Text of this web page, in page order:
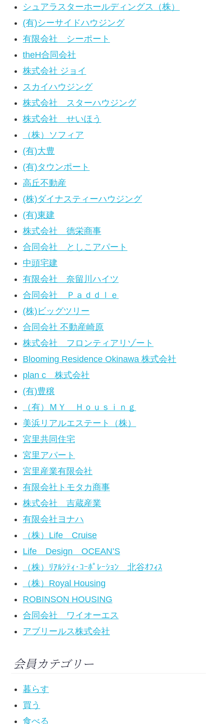
シュアラスターホールディングス（株）
(有)シーサイドハウジング
有限会社 シーポート
theH合同会社
株式会社 ジョイ
スカイハウジング
株式会社 スターハウジング
株式会社 せいほう
（株）ソフィア
(有)大豊
(有)タウンポート
高丘不動産
(株)ダイナスティーハウジング
(有)東建
株式会社 德栄商事
合同会社 としこアパート
中頭宅建
有限会社 奈留川ハイツ
合同会社 Ｐａｄｄｌｅ
(株)ビッグツリー
合同会社 不動産崎原
株式会社 フロンティアリゾート
Blooming Residence Okinawa 株式会社
plan c 株式会社
(有)豊穣
（有）ＭＹ Ｈｏｕｓｉｎｇ
美浜リアルエステート（株）
宮里共同住宅
宮里アパート
宮里産業有限会社
有限会社トモタカ商事
株式会社 吉蔵産業
有限会社ヨナハ
（株）Life Cruise
Life Design OCEAN’S
（株）ﾘｱﾙｼﾃｨ･ｺｰﾎﾟﾚｰｼｮﾝ 北谷ｵﾌｨｽ
（株）Royal Housing
ROBINSON HOUSING
合同会社 ワイオーエス
アブリールス株式会社
会員カテゴリー
暮らす
買う
食べる